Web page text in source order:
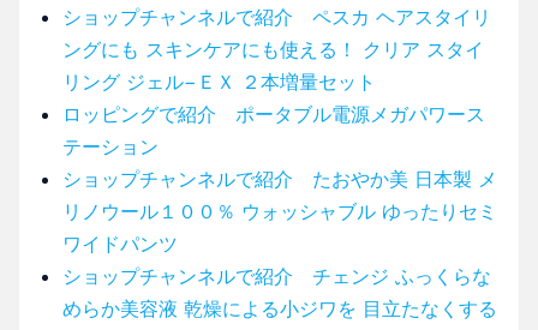
ショップチャンネルで紹介 ペスカ ヘアスタイリ
ングにも スキンケアにも使える！ クリア スタイ
リング ジェル−ＥＸ ２本増量セット
ロッピングで紹介 ポータブル電源メガパワース
テーション
ショップチャンネルで紹介 たおやか美 日本製 メ
リノウール１００％ ウォッシャブル ゆったりセミ
ワイドパンツ
ショップチャンネルで紹介 チェンジ ふっくらな
めらか美容液 乾燥による小ジワを 目立たなくする